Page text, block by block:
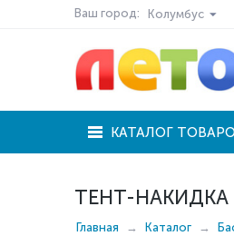
Ваш город: Колумбус
КАТАЛОГ
ТЕНТ-НАКИДКА
Главная Каталог